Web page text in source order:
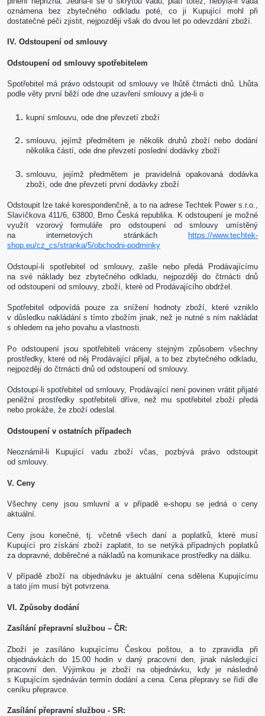
oznámena bez zbytečného odkladu poté, co ji Kupující mohl při
dostatečné péči zjistit, nejpozději však do dvou let po odevzdání zboží.
IV. Odstoupení od smlouvy
Odstoupení od smlouvy spotřebitelem
Spotřebitel má právo odstoupit od smlouvy ve lhůtě čtrnácti dnů. Lhůta
podle věty první běží ode dne uzavření smlouvy a jde-li o
kupní smlouvu, ode dne převzetí zboží
smlouvu, jejímž předmětem je několik druhů zboží nebo dodání
několika částí, ode dne převzetí poslední dodávky zboží
smlouvu, jejímž předmětem je pravidelná opakovaná dodávka
zboží, ode dne převzetí první dodávky zboží
Odstoupit lze také korespondenčně, a to na adrese Techtek Power s.r.o.,
Slavíčkova 411/6, 63800, Brno Česká republika. K odstoupení je možné
využít vzorový formuláře pro odstoupení od smlouvy umístěný
na internetových stránkách
https://www.techtek-
shop.eu/cz_cs/stranka/5/obchodni-podminky
Odstoupí-li spotřebitel od smlouvy, zašle nebo předá Prodávajícímu
na své náklady bez zbytečného odkladu, nejpozději do čtrnácti dnů
od odstoupení od smlouvy, zboží, které od Prodávajícího obdržel.
Spotřebitel odpovídá pouze za snížení hodnoty zboží, které vzniklo
v důsledku nakládání s tímto zbožím jinak, než je nutné s ním nakládat
s ohledem na jeho povahu a vlastnosti.
Po odstoupení jsou spotřebiteli vráceny stejným způsobem všechny
prostředky, které od něj Prodávající přijal, a to bez zbytečného odkladu,
nejpozději do čtrnácti dnů od odstoupení od smlouvy.
Odstoupí-li spotřebitel od smlouvy, Prodávající není povinen vrátit přijaté
peněžní prostředky spotřebiteli dříve, než mu spotřebitel zboží předá
nebo prokáže, že zboží odeslal.
Odstoupení v ostatních případech
Neoznámil-li Kupující vadu zboží včas, pozbývá právo odstoupit
od smlouvy.
V. Ceny
Všechny ceny jsou smluvní a v případě e-shopu se jedná o ceny
aktuální.
Ceny jsou konečné, tj. včetně všech daní a poplatků, které musí
Kupující pro získání zboží zaplatit, to se netýká případných poplatků
za dopravné, doběrečné a nákladů na komunikace prostředky na dálku.
V případě zboží na objednávku je aktuální cena sdělena Kupujícímu
a tato jím musí být potvrzena.
VI. Způsoby dodání
Zasílání přepravní službou – ČR:
Zboží je zasíláno kupujícímu Českou poštou, a to zpravidla při
objednávkách do 15.00 hodin v daný pracovní den, jinak následující
pracovní den. Výjimkou je zboží na objednávku, kdy je následně
s Kupujícím sjednáván termín dodání a cena. Cena přepravy se řídí dle
ceníku přepravce.
Zasílání přepravní službou - SR: